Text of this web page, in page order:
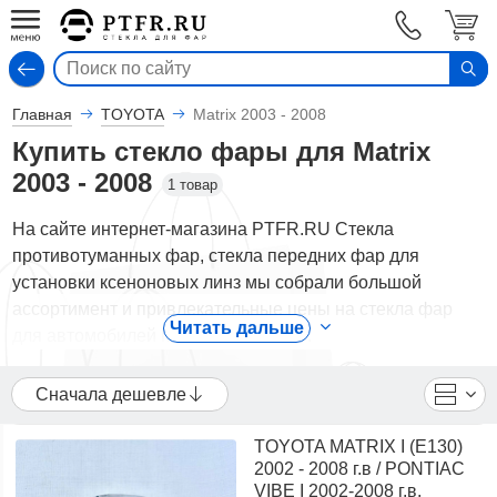
Главная TOYOTA Matrix 2003 - 2008
Купить стекло фары для Matrix
2003 - 2008
1 товар
На сайте интернет-магазина PTFR.RU Стекла
противотуманных фар, стекла передних фар для
установки ксеноновых линз мы собрали большой
для автомобилей Matrix 2003 - 2008.
В каталоге представлены TOYOTA - стекла фар для
автомобилей Matrix 2003 - 2008, как и для большинства
можете купить гладкие стекла для самостоятельной
установки ксеноновых линз в штатные
Читать дальше
Сначала дешевле
TOYOTA MATRIX I (E130)
2002 - 2008 г.в / PONTIAC
VIBE I 2002-2008 г.в.